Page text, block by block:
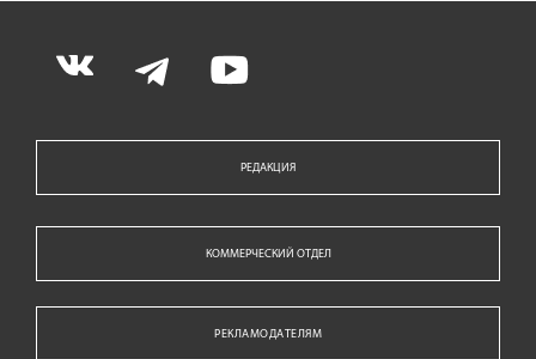
РЕДАКЦИЯ
КОММЕРЧЕСКИЙ ОТДЕЛ
РЕКЛАМОДАТЕЛЯМ